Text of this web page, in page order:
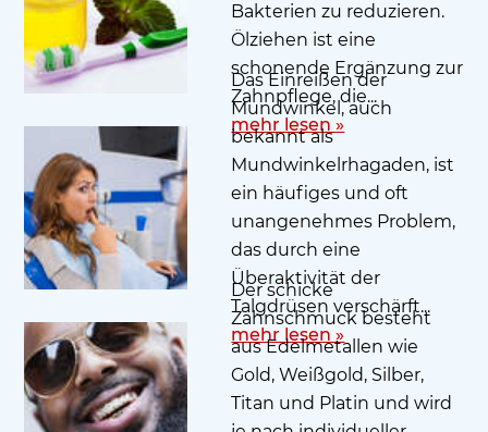
Bakterien zu reduzieren.
Ölziehen ist eine
schonende Ergänzung zur
Zahnpflege, die...
mehr lesen »
Das Einreißen der
Mundwinkel, auch
bekannt als
Mundwinkelrhagaden, ist
ein häufiges und oft
unangenehmes Problem,
das durch eine
Überaktivität der
Talgdrüsen verschärft...
mehr lesen »
Der schicke
Zahnschmuck besteht
aus Edelmetallen wie
Gold, Weißgold, Silber,
Titan und Platin und wird